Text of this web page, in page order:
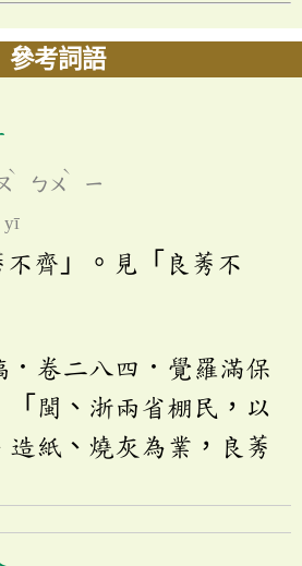
參考詞語
ˋ
ㄅㄨ
ˋ
ㄧ
yī
不齊」。見「良莠不
．卷二八四．覺羅滿保
「閩、浙兩省棚民，以
造紙、燒灰為業，良莠